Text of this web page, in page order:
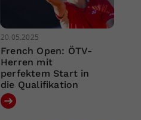
20.05.2025
French Open: ÖTV-
Herren mit
perfektem Start in
die Qualifikation